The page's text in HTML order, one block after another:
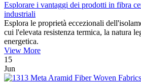
Esplorare i vantaggi dei prodotti in fibra
industriali
Esplora le proprietà eccezionali
cui l'elevata resistenza termica, la natura
energetica.
View More
15
Jun